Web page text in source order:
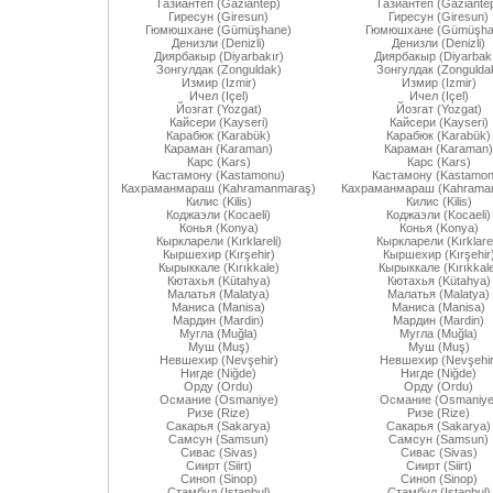
Газиантеп (Gaziantep)
Гиресун (Giresun)
Гюмюшхане (Gümüşhane)
Денизли (Denizli)
Диярбакыр (Diyarbakır)
Зонгулдак (Zonguldak)
Измир (Izmir)
Ичел (Içel)
Йозгат (Yozgat)
Кайсери (Kayseri)
Карабюк (Karabük)
Караман (Karaman)
Карс (Kars)
Кастамону (Kastamonu)
Кахраманмараш (Kahramanmaraş)
Килис (Kilis)
Коджаэли (Kocaeli)
Конья (Konya)
Кыркларели (Kırklareli)
Кыршехир (Kırşehir)
Кырыккале (Kırıkkale)
Кютахья (Kütahya)
Малатья (Malatya)
Маниса (Manisa)
Мардин (Mardin)
Мугла (Muğla)
Муш (Muş)
Невшехир (Nevşehir)
Нигде (Niğde)
Орду (Ordu)
Османие (Osmaniye)
Ризе (Rize)
Сакарья (Sakarya)
Самсун (Samsun)
Сивас (Sivas)
Сиирт (Siirt)
Синоп (Sinop)
Газиантеп
Гиресун (Giresun)
Гюмюшхане
Денизли (Denizli)
Диярбакыр
Зонгулдак
Измир (Izmir)
Ичел (Içel)
Йозгат (Yozgat)
Кайсери (Kayseri)
Карабюк (Karabük)
Караман (Karaman)
Карс (Kars)
Кастамону
Кахраманмараш
Килис (Kilis)
Коджаэли (Kocaeli)
Конья (Konya)
Кыркларели
Кыршехир (Kırşehir)
Кырыккале
Кютахья (Kütahya)
Малатья (Malatya)
Маниса (Manisa)
Мардин (Mardin)
Мугла (Muğla)
Муш (Muş)
Невшехир
Нигде (Niğde)
Орду (Ordu)
Османие
Ризе (Rize)
Сакарья (Sakarya)
Самсун (Samsun)
Сивас (Sivas)
Сиирт (Siirt)
Синоп (Sinop)